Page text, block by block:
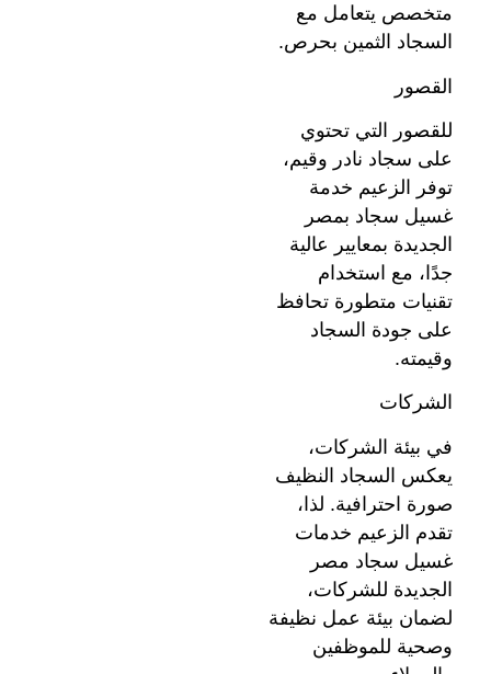
متخصص يتعامل مع
السجاد الثمين بحرص.
القصور
للقصور التي تحتوي
على سجاد نادر وقيم،
توفر الزعيم خدمة
غسيل سجاد بمصر
الجديدة بمعايير عالية
جدًا، مع استخدام
تقنيات متطورة تحافظ
على جودة السجاد
وقيمته.
الشركات
في بيئة الشركات،
يعكس السجاد النظيف
صورة احترافية. لذا،
تقدم الزعيم خدمات
غسيل سجاد مصر
الجديدة للشركات،
لضمان بيئة عمل نظيفة
وصحية للموظفين